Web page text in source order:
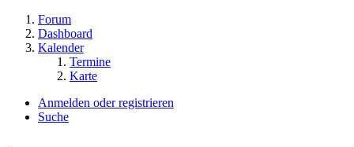
Forum
Dashboard
Kalender
Termine
Karte
Anmelden oder registrieren
Suche